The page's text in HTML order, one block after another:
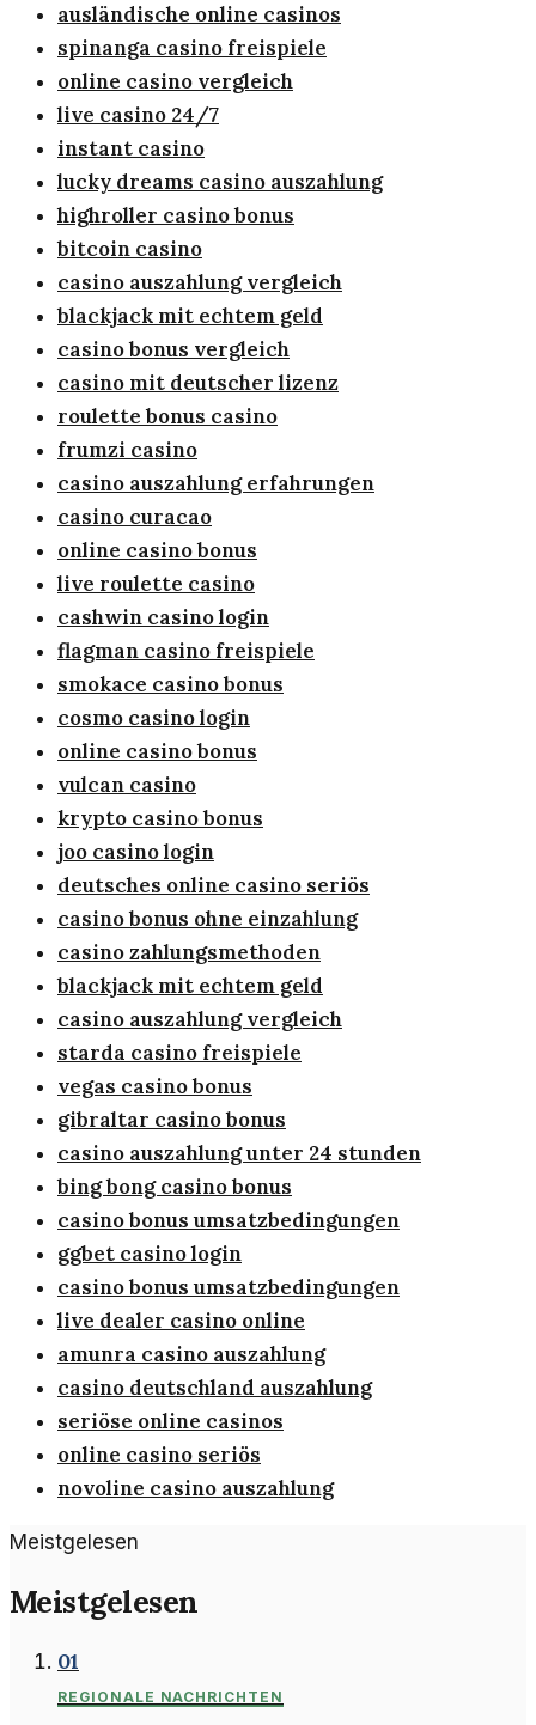
ausländische online casinos
spinanga casino freispiele
online casino vergleich
live casino 24/7
instant casino
lucky dreams casino auszahlung
highroller casino bonus
bitcoin casino
casino auszahlung vergleich
blackjack mit echtem geld
casino bonus vergleich
casino mit deutscher lizenz
roulette bonus casino
frumzi casino
casino auszahlung erfahrungen
casino curacao
online casino bonus
live roulette casino
cashwin casino login
flagman casino freispiele
smokace casino bonus
cosmo casino login
online casino bonus
vulcan casino
krypto casino bonus
joo casino login
deutsches online casino seriös
casino bonus ohne einzahlung
casino zahlungsmethoden
blackjack mit echtem geld
casino auszahlung vergleich
starda casino freispiele
vegas casino bonus
gibraltar casino bonus
casino auszahlung unter 24 stunden
bing bong casino bonus
casino bonus umsatzbedingungen
ggbet casino login
casino bonus umsatzbedingungen
live dealer casino online
amunra casino auszahlung
casino deutschland auszahlung
seriöse online casinos
online casino seriös
novoline casino auszahlung
Meistgelesen
Meistgelesen
01
REGIONALE NACHRICHTEN